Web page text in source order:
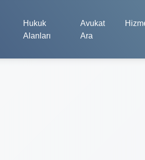
Hukuk
Alanları
Avukat
Ara